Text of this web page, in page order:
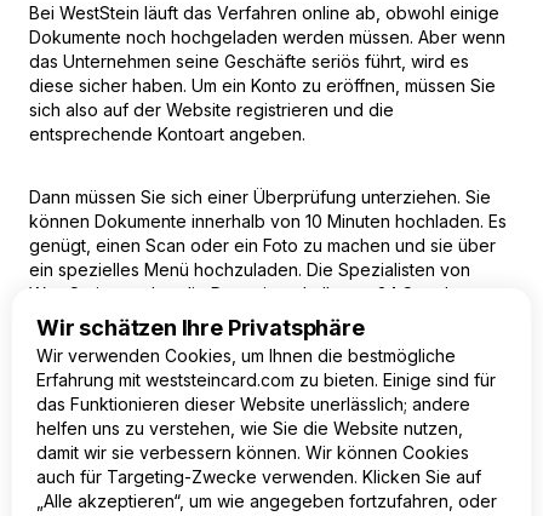
Bei WestStein läuft das Verfahren online ab, obwohl einige
Dokumente noch hochgeladen werden müssen. Aber wenn
das Unternehmen seine Geschäfte seriös führt, wird es
diese sicher haben. Um ein Konto zu eröffnen, müssen Sie
sich also auf der Website registrieren und die
entsprechende Kontoart angeben.
Dann müssen Sie sich einer Überprüfung unterziehen. Sie
können Dokumente innerhalb von 10 Minuten hochladen. Es
genügt, einen Scan oder ein Foto zu machen und sie über
ein spezielles Menü hochzuladen. Die Spezialisten von
WestStein werden die Daten innerhalb von 24 Stunden
überprüfen. Danach können Sie Ihr Online-Geschäftskonto
ohne finanzielle und funktionale Einschränkungen nutzen:
Überweisungen empfangen, für Dienstleistungen bezahlen
und vieles mehr.
DE
Wir schätzen Ihre Privatsphäre
Wir verwenden Cookies, um Ihnen die bestmögliche
Erfahrung mit weststeincard.com zu bieten. Einige sind für
das Funktionieren dieser Website unerlässlich; andere
helfen uns zu verstehen, wie Sie die Website nutzen,
damit wir sie verbessern können. Wir können Cookies
auch für Targeting-Zwecke verwenden. Klicken Sie auf
„Alle akzeptieren“, um wie angegeben fortzufahren, oder